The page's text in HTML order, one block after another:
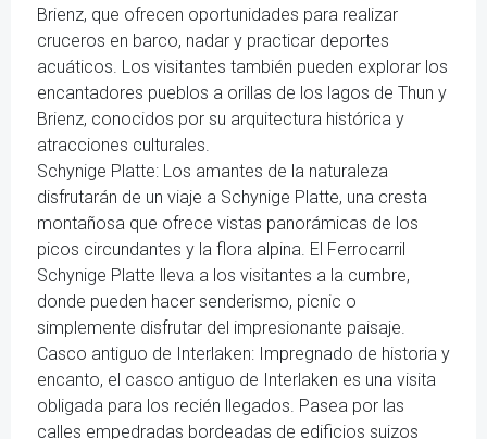
Brienz, que ofrecen oportunidades para realizar
cruceros en barco, nadar y practicar deportes
acuáticos. Los visitantes también pueden explorar los
encantadores pueblos a orillas de los lagos de Thun y
Brienz, conocidos por su arquitectura histórica y
atracciones culturales.
Schynige Platte: Los amantes de la naturaleza
disfrutarán de un viaje a Schynige Platte, una cresta
montañosa que ofrece vistas panorámicas de los
picos circundantes y la flora alpina. El Ferrocarril
Schynige Platte lleva a los visitantes a la cumbre,
donde pueden hacer senderismo, picnic o
simplemente disfrutar del impresionante paisaje.
Casco antiguo de Interlaken: Impregnado de historia y
encanto, el casco antiguo de Interlaken es una visita
obligada para los recién llegados. Pasea por las
calles empedradas bordeadas de edificios suizos